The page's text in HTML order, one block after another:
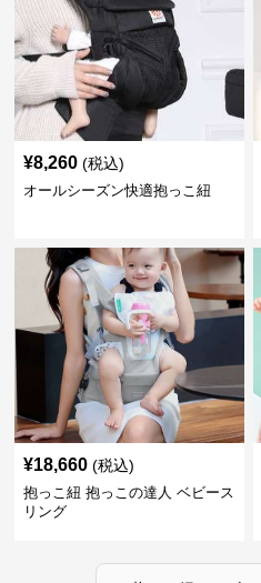
¥8,260 (税込)
オールシーズン快適抱っこ紐
¥18,660 (税込)
抱っこ紐 抱っこの達人 ベビース
リング